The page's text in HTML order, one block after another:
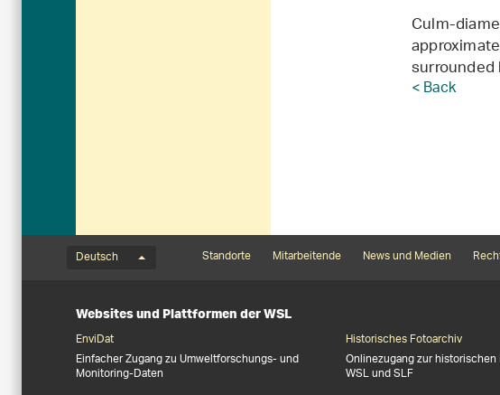
Culm-
< Back
Sprachmenü
Deutsch
Footernavigation
Standorte Mitarbeitende News und Medien
Websites und Plattformen der WSL
EnviDat
Einfacher Zugang zu Umweltforschungs- und
Monitoring-Daten
Historisches Fotoarchiv
Onlinezugang zur
WSL und SLF